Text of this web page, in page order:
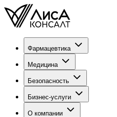
Фармацевтика
Медицина
Безопасность
Бизнес-услуги
О компании